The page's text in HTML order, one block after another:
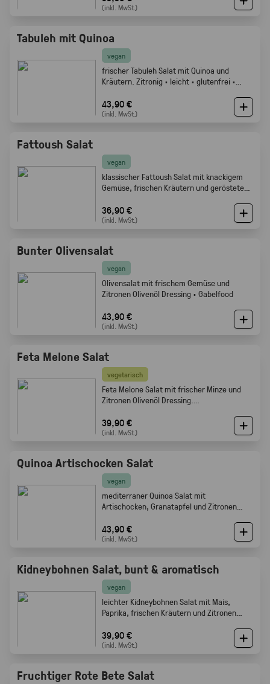
(inkl. MwSt.)
Tabuleh mit Quinoa
vegan
frischer Tabuleh Salat mit Quinoa und
Kräutern. Zitronig · leicht · glutenfrei ·
43,90 €
(inkl. MwSt.)
Fattoush Salat
vegan
klassischer Fattoush Salat mit knackigem
Gemüse, frischen Kräutern und geröstetem
Mezze oder Buffet Beilage · Gabelfood
36,90 €
(inkl. MwSt.)
Bunter Olivensalat
vegan
Olivensalat mit frischem Gemüse und
Zitronen Olivenöl Dressing · Gabelfood
43,90 €
(inkl. MwSt.)
Feta Melone Salat
vegetarisch
Feta Melone Salat mit frischer Minze und
Zitronen Olivenöl Dressing.
Beilage · Gabelfood
39,90 €
(inkl. MwSt.)
Quinoa Artischocken Salat
vegan
mediterraner Quinoa Salat mit
Artischocken, Granatapfel und Zitronen
Gabelfood
43,90 €
(inkl. MwSt.)
Kidneybohnen Salat, bunt & aromatisch
vegan
leichter Kidneybohnen Salat mit Mais,
Paprika, frischen Kräutern und Zitronen
39,90 €
(inkl. MwSt.)
Fruchtiger Rote Bete Salat